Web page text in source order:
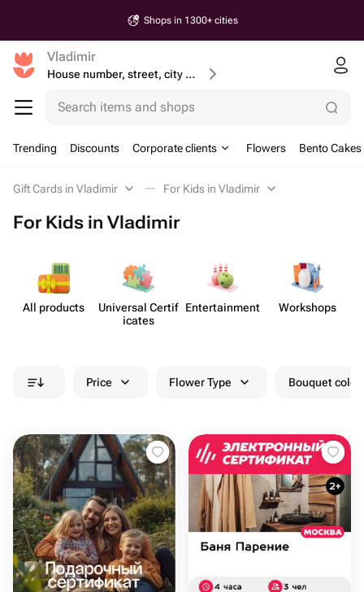
Shops in 1300+ cities
Vladimir
House number, street, city or postcode
Search items and shops
Trending Discounts Corporate clients Flowers Bento Cakes
Gift Cards in Vladimir For Kids in Vladimir
For Kids in Vladimir
All products
Universal Certif​
icates
Enterta​inment Workshops
Price Flower Type Bouquet